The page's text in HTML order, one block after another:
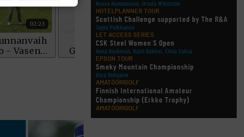
Noora Komulainen, Ursula Wikström
HOTELPLANNER TOUR
Scottish Challenge supported by The R&A
Tapio Pulkkanen
LET ACCESS SERIES
CSK Steel Women´S Open
Anna Backman, Katri Bakker, Elina Saksa
EPSON TOUR
Smoky Mountain Championship
Kiira Riihijärvi
AMATÖÖRIGOLF
Finnish International Amateur
Championship (Erkko Trophy)
AMATÖÖRIGOLF
Finnish International Ladies' Amateur